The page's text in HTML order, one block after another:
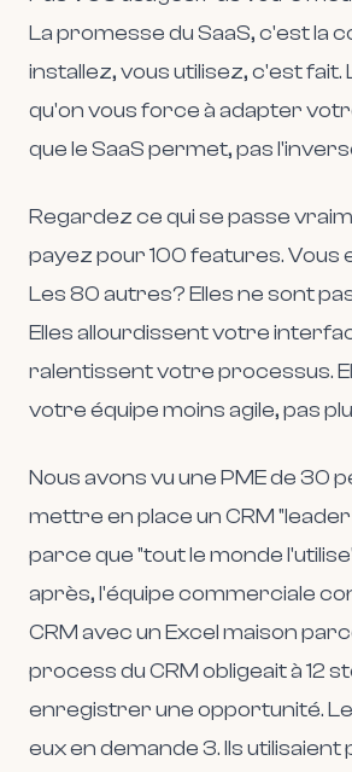
La promesse du SaaS, c'est la
installez, vous utilisez, c'est fait.
qu'on vous force à adapter
que le SaaS permet, pas
Regardez ce qui se passe
payez pour 100 features. Vous
Les 80 autres? Elles ne sont
Elles allourdissent votre
ralentissent votre processus.
votre équipe moins agile, pas
Nous avons vu une PME de 30
mettre en place un CRM
parce que "tout le monde
après, l'équipe commerciale
CRM avec un Excel maison
process du CRM obligeait à 12
enregistrer une opportunité.
eux en demande 3. Ils